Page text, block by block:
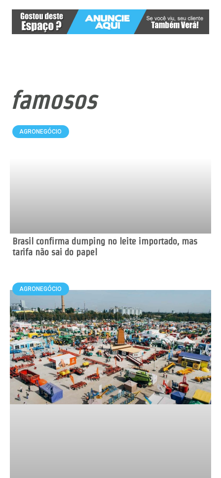
famosos
AGRONEGÓCIO
Brasil confirma dumping no leite importado, mas
tarifa não sai do papel
AGRONEGÓCIO